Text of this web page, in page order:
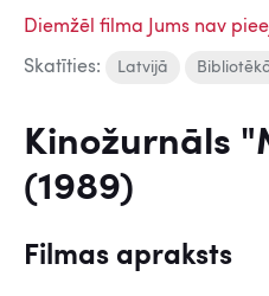
Diemžēl filma Jums nav
Skatīties: Latvijā
Kinožurnāls
(1989)
Filmas apraksts